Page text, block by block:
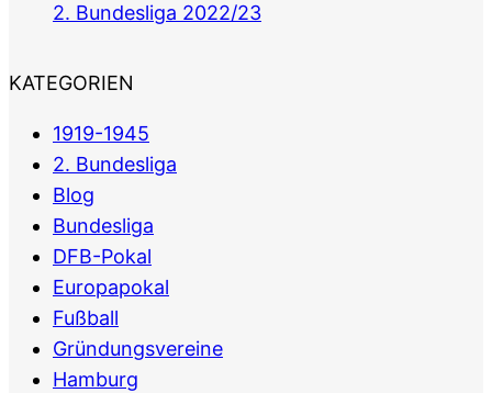
2. Bundesliga 2022/23
KATEGORIEN
1919-1945
2. Bundesliga
Blog
Bundesliga
DFB-Pokal
Europapokal
Fußball
Gründungsvereine
Hamburg